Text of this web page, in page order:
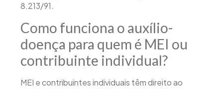
8.213/91.
Como funciona o auxílio-
doença para quem é MEI ou
contribuinte individual?
MEI e contribuintes individuais têm direito ao